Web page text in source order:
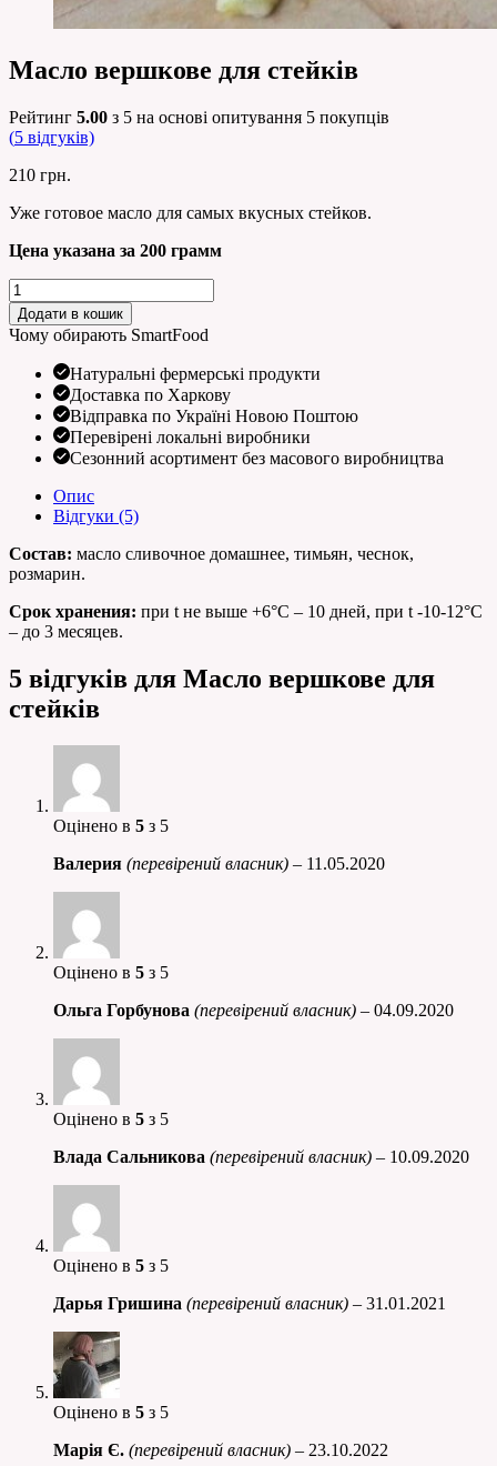
Масло вершкове для стейків
Рейтинг 5.00 з 5 на основі опитування 5 покупців
(5 відгуків)
210 грн.
Уже готовое масло для самых вкусных стейков.
Цена указана за 200 грамм
Масло
вершкове
для
стейків
кількість
Додати в кошик
Чому обирають SmartFood
Натуральні фермерські продукти
Доставка по Харкову
Відправка по Україні Новою Поштою
Перевірені локальні виробники
Сезонний асортимент без масового виробництва
Опис
Відгуки (5)
Состав: масло сливочное домашнее, тимьян, чеснок,
розмарин.
Срок хранения: при t не выше +6°С – 10 дней, при t -10-12°С
– до 3 месяцев.
5 відгуків для Масло вершкове для
стейків
Оцінено в 5 з 5
Валерия (перевірений власник) – 11.05.2020
Оцінено в 5 з 5
Ольга Горбунова (перевірений власник) – 04.09.2020
Оцінено в 5 з 5
Влада Сальникова (перевірений власник) – 10.09.2020
Оцінено в 5 з 5
Дарья Гришина (перевірений власник) – 31.01.2021
Оцінено в 5 з 5
Марія Є. (перевірений власник) – 23.10.2022